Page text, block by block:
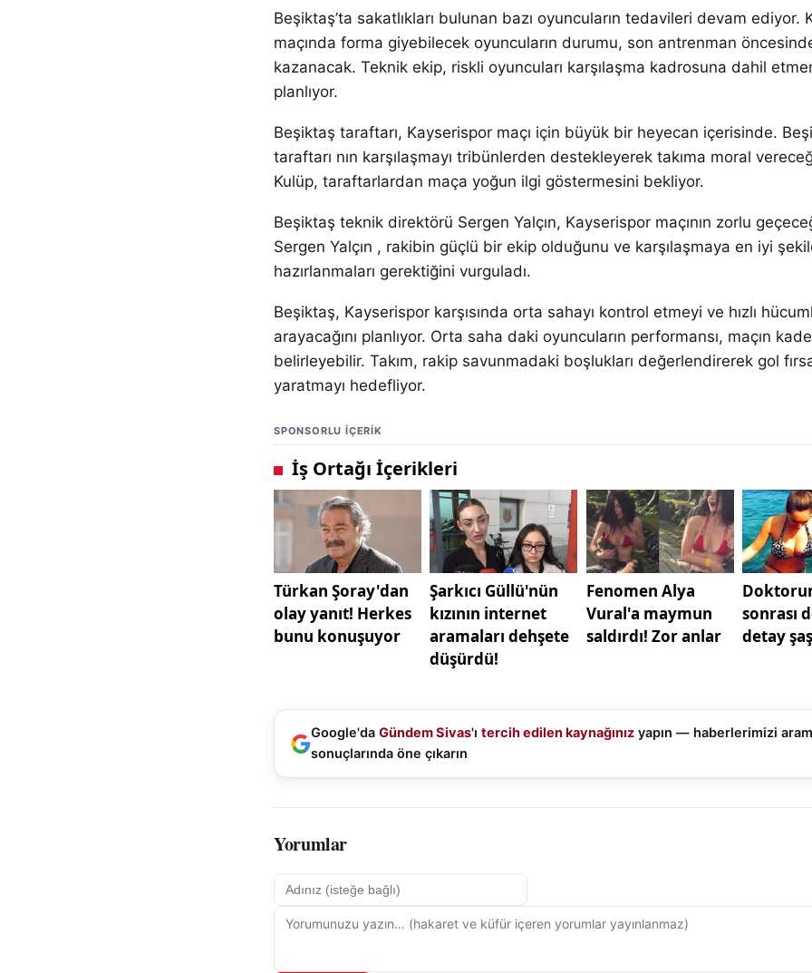
Beşiktaş’ta sakatlıkları bulunan bazı oyuncuların tedavileri devam ediyor.
maçında forma giyebilecek oyuncuların durumu, son antrenman
kazanacak. Teknik ekip, riskli oyuncuları karşılaşma kadrosuna dahil
planlıyor.
Beşiktaş taraftarı, Kayserispor maçı için büyük bir heyecan içerisinde.
taraftarı nın karşılaşmayı tribünlerden destekleyerek takıma moral
Kulüp, taraftarlardan maça yoğun ilgi göstermesini bekliyor.
Beşiktaş teknik direktörü Sergen Yalçın, Kayserispor maçının zorlu
Sergen Yalçın , rakibin güçlü bir ekip olduğunu ve karşılaşmaya en iyi
hazırlanmaları gerektiğini vurguladı.
Beşiktaş, Kayserispor karşısında orta sahayı kontrol etmeyi ve hızlı
arayacağını planlıyor. Orta saha daki oyuncuların performansı, maçın
belirleyebilir. Takım, rakip savunmadaki boşlukları değerlendirerek gol
yaratmayı hedefliyor.
SPONSORLU IÇERIK
Google'da Gündem Sivas'ı tercih edilen kaynağınız yapın — haberlerimizi
sonuçlarında öne çıkarın
Yorumlar